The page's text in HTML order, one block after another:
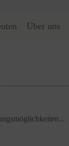
Über uns